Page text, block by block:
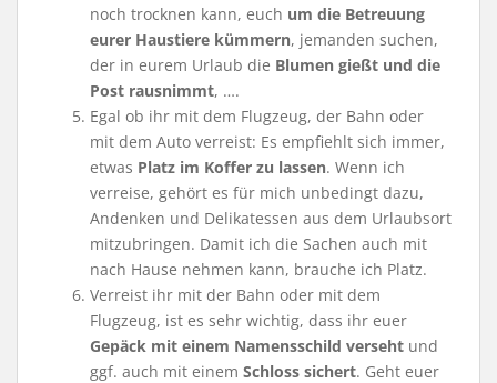
noch trocknen kann, euch um die Betreuung
eurer Haustiere kümmern, jemanden suchen,
der in eurem Urlaub die Blumen gießt und die
Post rausnimmt, ….
Egal ob ihr mit dem Flugzeug, der Bahn oder
mit dem Auto verreist: Es empfiehlt sich immer,
etwas Platz im Koffer zu lassen. Wenn ich
verreise, gehört es für mich unbedingt dazu,
Andenken und Delikatessen aus dem Urlaubsort
mitzubringen. Damit ich die Sachen auch mit
nach Hause nehmen kann, brauche ich Platz.
Verreist ihr mit der Bahn oder mit dem
Flugzeug, ist es sehr wichtig, dass ihr euer
Gepäck mit einem Namensschild verseht und
ggf. auch mit einem Schloss sichert. Geht euer